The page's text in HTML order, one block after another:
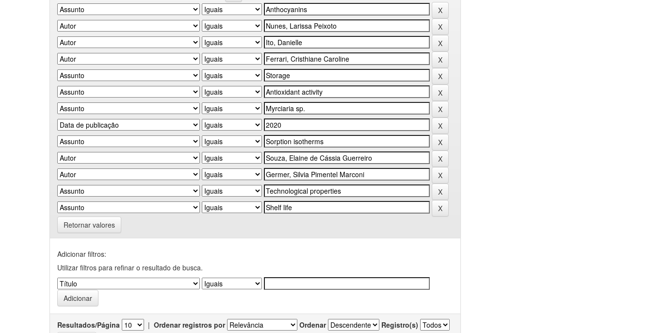
Retornar valores
Adicionar filtros:
Utilizar filtros para refinar o resultado de busca.
Resultados/Página | Ordenar registros por Ordenar Registro(s)